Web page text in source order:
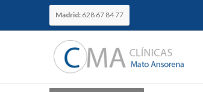
Madrid: 628 67 84 77